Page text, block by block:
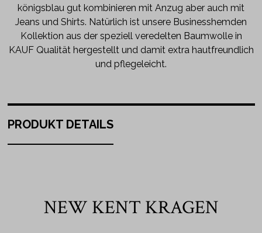
königsblau gut kombinieren mit Anzug aber auch mit
Jeans und Shirts. Natürlich ist unsere Businesshemden
Kollektion aus der speziell veredelten Baumwolle in
KAUF Qualität hergestellt und damit extra hautfreundlich
und pflegeleicht.
PRODUKT DETAILS
NEW KENT KRAGEN